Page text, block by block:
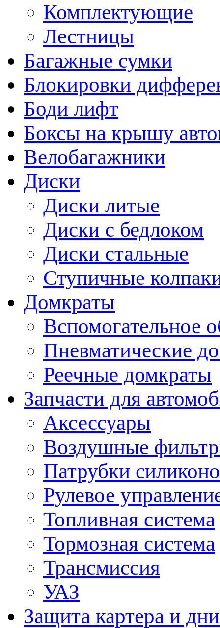
Комплектующие
Лестницы
Багажные сумки
Блокировки
Боди лифт
Боксы на крышу
Велобагажники
Диски
Диски литые
Диски с бедлоком
Диски стальные
Ступичные
Домкраты
Вспомогательное
Пневматические
Реечные домкраты
Запчасти для
Аксессуары
Воздушные
Патрубки
Рулевое
Топливная система
Тормозная система
Трансмиссия
УАЗ
Защита картера и